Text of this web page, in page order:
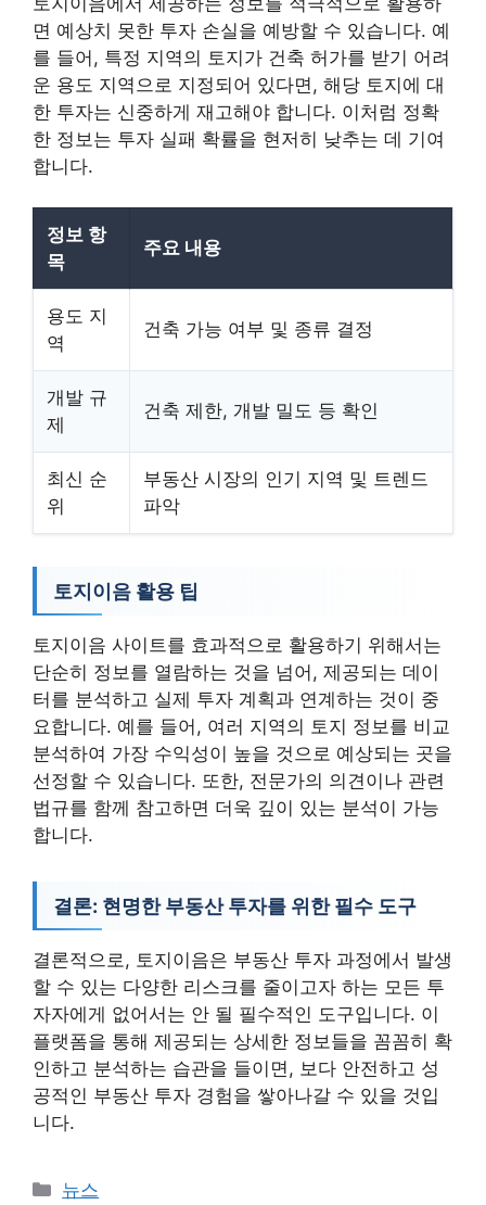
면 예상치 못한 투자 손실을 예방할 수 있습니다. 예
를 들어, 특정 지역의 토지가 건축 허가를 받기 어려
운 용도 지역으로 지정되어 있다면, 해당 토지에 대
한 투자는 신중하게 재고해야 합니다. 이처럼 정확
한 정보는 투자 실패 확률을 현저히 낮추는 데 기여
합니다.
정보 항
목
주요 내용
용도 지
역
건축 가능 여부 및 종류 결정
개발 규
제
건축 제한, 개발 밀도 등 확인
최신 순
위
부동산 시장의 인기 지역 및 트렌드
파악
토지이음 활용 팁
토지이음 사이트를 효과적으로 활용하기 위해서는
단순히 정보를 열람하는 것을 넘어, 제공되는 데이
터를 분석하고 실제 투자 계획과 연계하는 것이 중
요합니다. 예를 들어, 여러 지역의 토지 정보를 비교
분석하여 가장 수익성이 높을 것으로 예상되는 곳을
선정할 수 있습니다. 또한, 전문가의 의견이나 관련
법규를 함께 참고하면 더욱 깊이 있는 분석이 가능
합니다.
결론: 현명한 부동산 투자를 위한 필수 도구
결론적으로, 토지이음은 부동산 투자 과정에서 발생
할 수 있는 다양한 리스크를 줄이고자 하는 모든 투
자자에게 없어서는 안 될 필수적인 도구입니다. 이
플랫폼을 통해 제공되는 상세한 정보들을 꼼꼼히 확
인하고 분석하는 습관을 들이면, 보다 안전하고 성
공적인 부동산 투자 경험을 쌓아나갈 수 있을 것입
니다.
카
뉴스